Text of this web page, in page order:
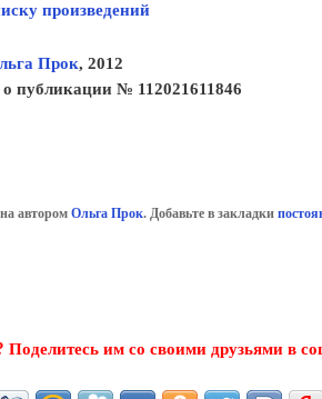
произведений
Прок, 2012
о публикации № 112021611846
автором Ольга Прок. Добавьте в закладки
им со своими друзьями в